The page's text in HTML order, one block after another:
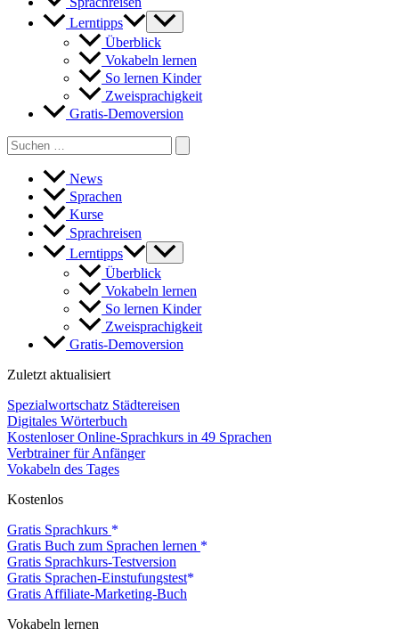
Lerntipps
Überblick
Vokabeln lernen
So lernen Kinder
Zweisprachigkeit
Gratis-Demoversion
Search
for:
News
Sprachen
Kurse
Sprachreisen
Lerntipps
Überblick
Vokabeln lernen
So lernen Kinder
Zweisprachigkeit
Gratis-Demoversion
Zuletzt aktualisiert
Spezialwortschatz Städtereisen
Digitales Wörterbuch
Kostenloser Online-Sprachkurs in 49 Sprachen
Verbtrainer für Anfänger
Vokabeln des Tages
Kostenlos
Gratis Sprachkurs
Gratis Buch zum Sprachen lernen
Gratis Sprachkurs-Testversion
Gratis Sprachen-Einstufungstest
Gratis Affiliate-Marketing-Buch
Vokabeln lernen